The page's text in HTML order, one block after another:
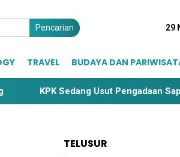
Pencarian 29
TRAVEL BUDAYA DAN
Sedang Usut Pengadaan Sapi di
TELUSUR